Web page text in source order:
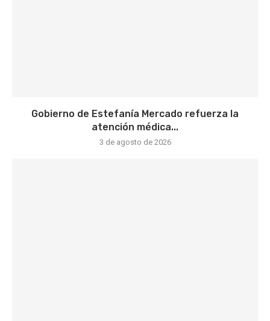
Gobierno de Estefanía Mercado refuerza la
atención médica...
3 de agosto de 2026